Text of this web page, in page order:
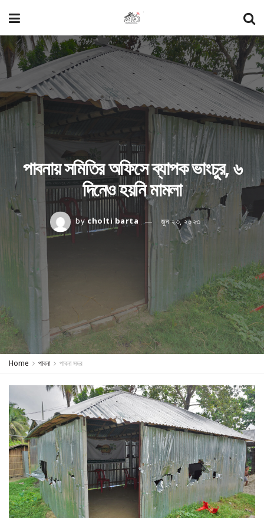
পাবনায় সমিতির অফিসে ব্যাপক ভাংচুর, ৬
দিনেও হয়নি মামলা
by cholti barta জুন ২৩, ২০২৩
Home পাবনা পাবনা সদর